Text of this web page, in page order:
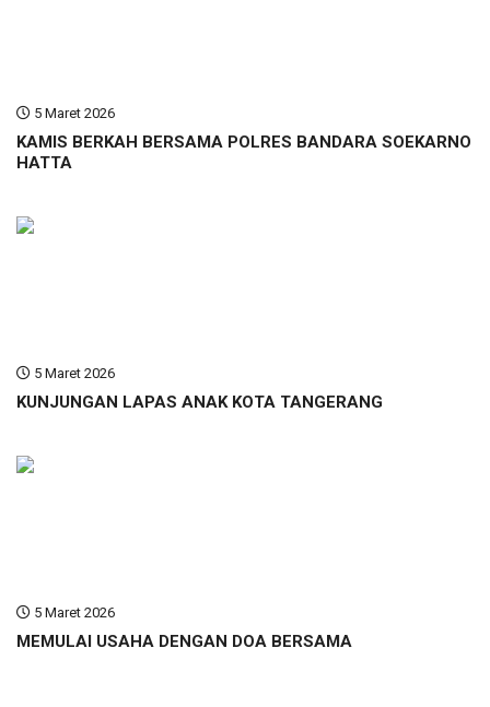
5 Maret 2026
KAMIS BERKAH BERSAMA POLRES BANDARA SOEKARNO
HATTA
5 Maret 2026
KUNJUNGAN LAPAS ANAK KOTA TANGERANG
5 Maret 2026
MEMULAI USAHA DENGAN DOA BERSAMA